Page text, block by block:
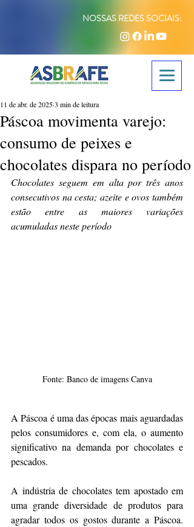
NOSSAS REDES SOCIAIS:
Páscoa movimenta varejo:
consumo de peixes e
chocolates dispara no período
11 de abr. de 20253 min de leitura
Chocolates seguem em alta por três anos
consecutivos na cesta; azeite e ovos também
estão entre as maiores variações
acumuladas neste período
Fonte: Banco de imagens Canva
A Páscoa é uma das épocas mais aguardadas
pelos consumidores e, com ela, o aumento
significativo na demanda por chocolates e
pescados.
A indústria de chocolates tem apostado em
uma grande diversidade de produtos para
agradar todos os gostos durante a Páscoa.